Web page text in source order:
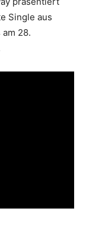
Single aus
am 28.